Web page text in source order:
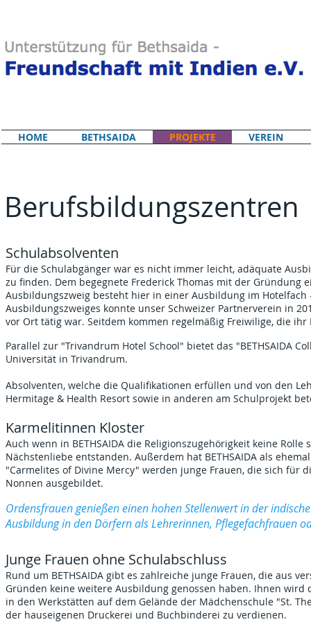
HOME BETHSAIDA PROJEKTE VEREIN
Berufsbildungszentren
Schulabsolventen
Für die Schulabgänger war es nicht immer leicht, adäquate
zu finden. Dem begegnete Frederick Thomas mit der
Ausbildungszweig besteht hier in einer Ausbildung im Hotelfach
Ausbildungszweiges konnte unser Schweizer Partnerverein in
vor Ort tätig war. Seitdem kommen regelmäßig Freiwilige, die
Parallel zur "Trivandrum Hotel School" bietet das "BETHSAIDA
Universität in Trivandrum.
Absolventen, welche die Qualifikationen erfüllen und von den
Hermitage & Health Resort sowie in anderen am Schulprojekt
Karmelitinnen Kloster
Auch wenn in BETHSAIDA die Religionszugehörigkeit keine
Nächstenliebe entstanden. Außerdem hat BETHSAIDA als
"Carmelites of Divine Mercy" werden junge Frauen, die sich für
Nonnen ausgebildet.
Ordensfrauen genießen einen hohen Stellenwert in der
Ausbildung in den Dörfern als Lehrerinnen, Pflegefachfrauen
Junge Frauen ohne Schulabschluss
Rund um BETHSAIDA gibt es zahlreiche junge Frauen, die aus
Gründen keine weitere Ausbildung genossen haben. Ihnen
in den Werkstätten auf dem Gelände der Mädchenschule "St.
der hauseigenen Druckerei und Buchbinderei zu verdienen.